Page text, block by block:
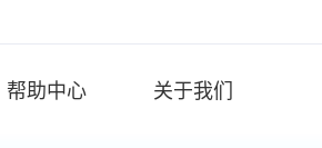
帮助中心 关于我们